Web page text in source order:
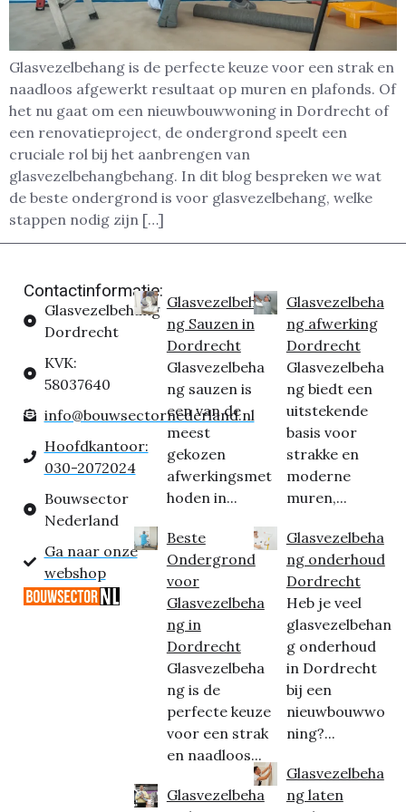
Glasvezelbehang is de perfecte keuze voor een strak en
naadloos afgewerkt resultaat op muren en plafonds. Of
het nu gaat om een nieuwbouwwoning in Dordrecht of
een renovatieproject, de ondergrond speelt een
cruciale rol bij het aanbrengen van
glasvezelbehangbehang. In dit blog bespreken we wat
de beste ondergrond is voor glasvezelbehang, welke
stappen nodig zijn […]
Contactinformatie:
Glasvezelbehang
Dordrecht
KVK:
58037640
info@bouwsectornederland.nl
Hoofdkantoor:
030-2072024
Bouwsector
Nederland
Ga naar onze
webshop
Glasvezelbeha
ng Sauzen in
Dordrecht
Glasvezelbeha
ng sauzen is
een van de
meest
gekozen
afwerkingsmet
hoden in...
Beste
Ondergrond
voor
Glasvezelbeha
ng in
Dordrecht
Glasvezelbeha
ng is de
perfecte keuze
voor een strak
en naadloos...
Glasvezelbeha
Glasvezelbeha
ng afwerking
Dordrecht
Glasvezelbeha
ng biedt een
uitstekende
basis voor
strakke en
moderne
muren,...
Glasvezelbeha
ng onderhoud
Dordrecht
Heb je veel
glasvezelbehan
g onderhoud
in Dordrecht
bij een
nieuwbouwwo
ning?...
Glasvezelbeha
ng laten